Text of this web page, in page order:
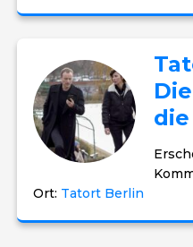
Ort: Tatort Berlin